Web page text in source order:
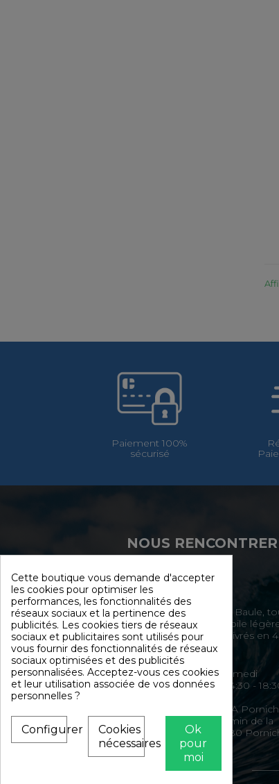
Paiement 100%
sécurisé
NOUS RENCONTRER
Direct Sailing la Baule,
l'univers de la voile
2000 produits livrés en
Du mardi au Samedi
10:00 - 12:30 / 14:30 -
Direct Sailing ZA
Atlantique Chemin de la
Monnerie, 44380
Cette boutique vous demande d'accepter
les cookies pour optimiser les
performances, les fonctionnalités des
réseaux sociaux et la pertinence des
publicités. Les cookies tiers de réseaux
sociaux et publicitaires sont utilisés pour
vous fournir des fonctionnalités de réseaux
sociaux optimisées et des publicités
personnalisées. Acceptez-vous ces cookies
et leur utilisation associée de vos données
personnelles ?
Ok
pour
moi
Cookies
nécessaires
Configurer